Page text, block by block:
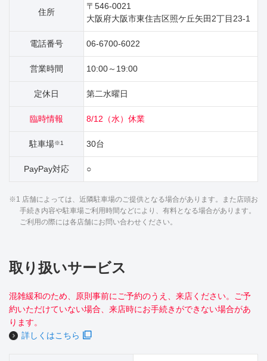
住所
〒546-0021
大阪府大阪市東住吉区照ケ丘矢田2丁目23‐1
電話番号 06-6700-6022
営業時間 10:00～19:00
定休日 第二水曜日
臨時情報 8/12（水）休業
駐車場※1 30台
PayPay対応 ○
※1 店舗によっては、近隣駐車場のご提供となる場合があります。また店頭お
手続き内容や駐車場ご利用時間などにより、有料となる場合があります。
ご利用の際には各店舗にお問い合わせください。
取り扱いサービス
混雑緩和のため、原則事前にご予約のうえ、来店ください。ご予
約いただけていない場合、来店時にお手続きができない場合があ
ります。
詳しくはこちら